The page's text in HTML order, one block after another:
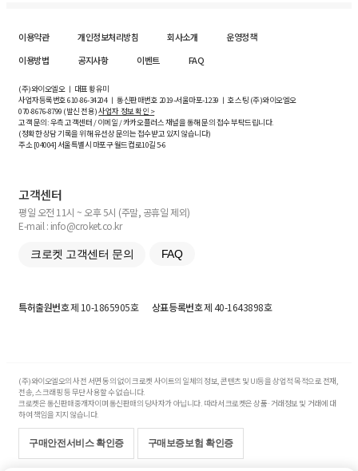
이용약관 개인정보처리방침 회사소개
운영정책
이용방법
공지사항 이벤트 FAQ
(주)와이오엘오 ㅣ 대표 황유미
사업자등록번호610-86-34204ㅣ 통신판매번호 2019-서울마포-1239 ㅣ 호스팅 (주)와이오엘오
070-8676-8799 (발신 전용)사업자 정보 확인 >
고객 문의: 우측 고객센터 / 이메일 / 카카오플러스 채널을 통해 문의 접수 부탁드립니다.
(정확한 상담 기록을 위해 유선상 문의는 접수받고 있지 않습니다)
주소 [04004] 서울특별시 마포구 월드컵로10길5-6
고객센터
평일 오전 11시 ~ 오후 5시 (주말, 공휴일 제외)
E-mail : info@croket.co.kr
크로켓 고객센터 문의 FAQ
특허출원번호제 10-1865905호 상표등록번호제 40-1643898호
(주)와이오엘오의 사전 서면 동의 없이 크로켓 사이트의 일체의 정보, 콘텐츠 및 UI등을 상업적 목적으로 전재,
전송, 스크래핑 등 무단 사용할 수 없습니다.
크로켓은 통신판매중개자이며 통신판매의 당사자가 아닙니다. 따라서 크로켓은 상품·거래정보 및 거래에 대
하여 책임을 지지 않습니다.
구매안전서비스 확인증 구매보증보험 확인증